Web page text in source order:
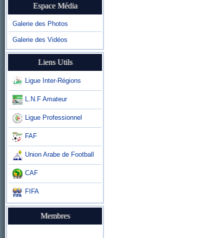
Espace Média
Galerie des Photos
Galerie des Vidéos
Liens Utils
Ligue Inter-Régions
L.N.F Amateur
Ligue Professionnel
FAF
Union Arabe de Football
CAF
FIFA
Membres